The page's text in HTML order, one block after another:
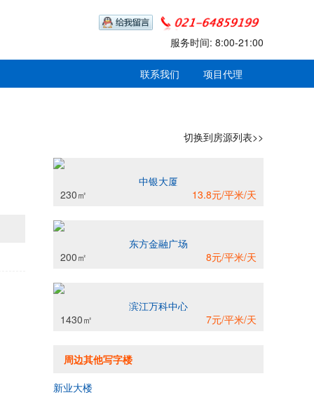
服务时间: 8:00-21:00
联系我们 项目代理
切换到房源列表>>
中银大厦
230㎡
13.8元/平米/天
东方金融广场
200㎡
8元/平米/天
滨江万科中心
1430㎡
7元/平米/天
周边其他写字楼
新业大楼